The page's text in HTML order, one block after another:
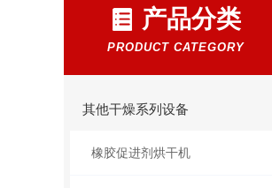
产品分类
PRODUCT CATEGORY
其他干燥系列设备
橡胶促进剂烘干机